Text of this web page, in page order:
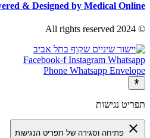
& Designed by Medical Online
© 2024 All rights reserved
Facebook-f Instagram Whatsapp
Phone Whatsapp Envelope
תפריט נגישות
close פתיחה וסגירה של תפריט הנגישות